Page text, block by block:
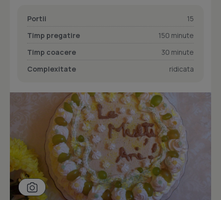
Portii
15
Timp pregatire
150 minute
Timp coacere
30 minute
Complexitate
ridicata